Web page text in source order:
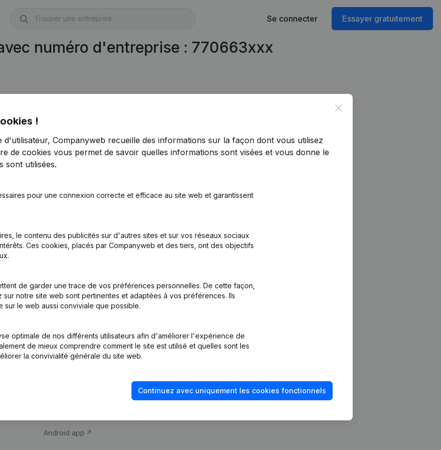
Se connecter Essayer gratuitement
numéro d'entreprise : 770663xxx
Close
!
Companyweb recueille des informations sur la façon dont vous utilisez
de cookies vous permet de savoir quelles informations sont visées et vous donne le
sont utilisées.
pour une connexion correcte et efficace au site web et garantissent
le contenu des publicités sur d'autres sites et sur vos réseaux sociaux
Ces cookies, placés par Companyweb et des tiers, ont des objectifs
de garder une trace de vos préférences personnelles. De cette façon,
notre site web sont pertinentes et adaptées à vos préférences. Ils
le web aussi conviviale que possible.
optimale de nos différents utilisateurs afin d'améliorer l'expérience de
de mieux comprendre comment le site est utilisé et quelles sont les
la convivialité générale du site web.
Continuez avec uniquement les cookies fonctionnels
Produit
d’entreprise
Monitoring
Android app
fraude
Consulter des comptes annuels
Vérification de la solvabilité